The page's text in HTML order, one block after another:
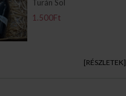
Turán Sol
1.500Ft
[RÉSZLETEK]